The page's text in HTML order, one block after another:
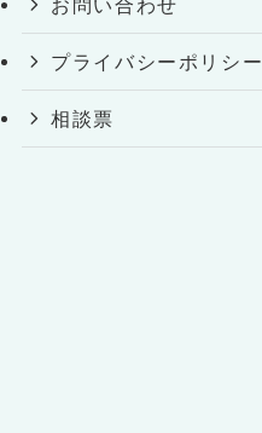
プライバシーポリシー
相談票